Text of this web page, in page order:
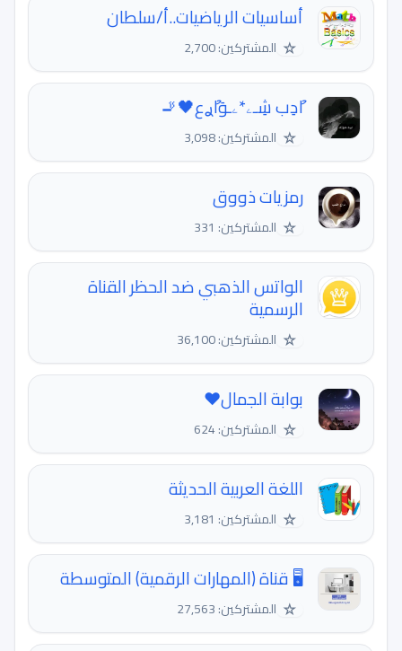
أساسيات الرياضيات..أ/سلطان
☆ المشتركين: 2,700
اުدِب شِـۦ٭ۦـوَاުࢪع🖤🚬
☆ المشتركين: 3,098
رمزيات ذووق
☆ المشتركين: 331
الواتس الذهبي ضد الحظر القناة
الرسمية
☆ المشتركين: 36,100
بوابة الجمال❤️
☆ المشتركين: 624
اللغة العربية الحديثة
☆ المشتركين: 3,181
🖥 قناة (المهارات الرقمية) المتوسطة
☆ المشتركين: 27,563